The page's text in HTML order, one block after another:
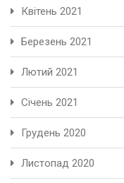
Квітень 2021
Березень 2021
Лютий 2021
Січень 2021
Грудень 2020
Листопад 2020